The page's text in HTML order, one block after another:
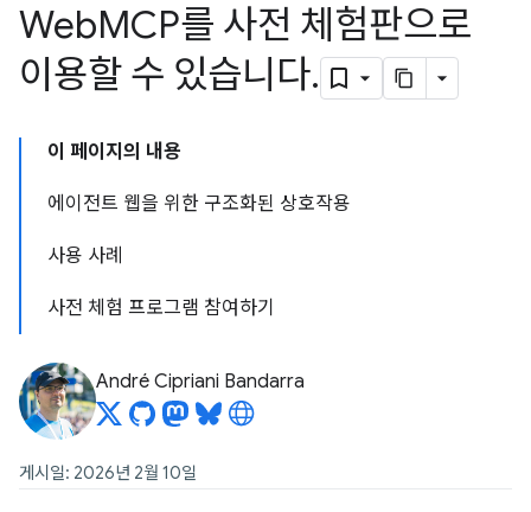
WebMCP를 사전 체험판으로
이용할 수 있습니다.
이 페이지의 내용
에이전트 웹을 위한 구조화된 상호작용
사용 사례
사전 체험 프로그램 참여하기
André Cipriani Bandarra
게시일: 2026년 2월 10일